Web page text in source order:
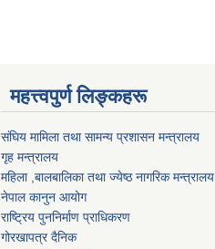
महत्त्वपुर्ण लिङ्कहरू
संघिय मामिला तथा सामन्य प्रशासन मन्त्रालय
गृह मन्त्रालय
महिला ,बालबालिका तथा ज्येष्ठ नागरिक मन्त्रालय
नेपाल कानुन आयोग
राष्ट्रिय पुननिर्माण प्राधिकरण
गोरखापत्र दैनिक